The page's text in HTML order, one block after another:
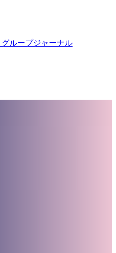
グループジャーナル